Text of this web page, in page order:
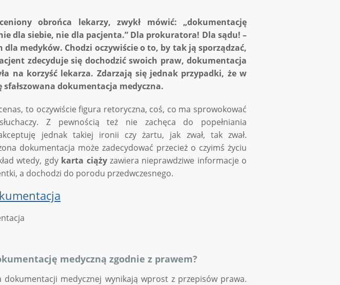
obrońca lekarzy, zwykł mówić: „dokumentację
dla siebie, nie dla pacjenta.” Dla prokuratora! Dla sądu! –
dla medyków. Chodzi oczywiście o to, by tak ją sporządzać,
zdecyduje się dochodzić swoich praw, dokumentacja
na korzyść lekarza. Zdarzają się jednak przypadki, że w
sfałszowana dokumentacja medyczna.
to oczywiście figura retoryczna, coś, co ma sprowokować
Z pewnością też nie zachęca do popełniania
jednak takiej ironii czy żartu, jak zwał, tak zwał.
dokumentacja może zadecydować przecież o czyimś życiu
wtedy, gdy karta ciążyzawiera nieprawdziwe informacje o
a dochodzi do porodu przedwczesnego.
medyczną zgodnie z prawem?
dokumentacji medycznej wynikają wprost z przepisów prawa.